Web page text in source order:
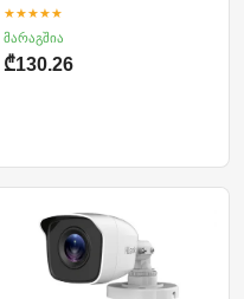
★★★★★
მარაგშია
₾130.26